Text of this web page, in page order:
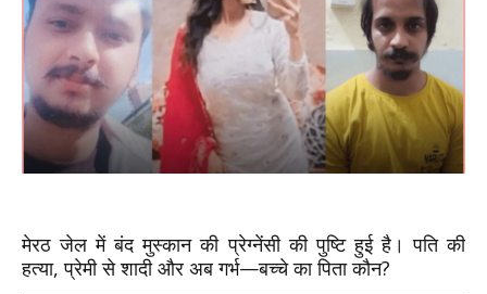
मेरठ जेल में बंद मुस्कान की प्रेग्नेंसी की पुष्टि हुई है। पति की
हत्या, प्रेमी से शादी और अब गर्भ—बच्चे का पिता कौन?